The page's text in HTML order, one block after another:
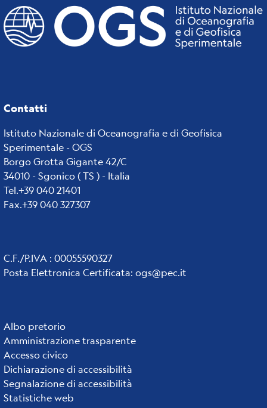
Contatti
Istituto Nazionale di Oceanografia e di Geofisica
Sperimentale - OGS
Borgo Grotta Gigante 42/C
34010 - Sgonico ( TS ) - Italia
Tel.+39 040 21401
Fax.+39 040 327307
C.F./P.IVA : 00055590327
Posta Elettronica Certificata: ogs@pec.it
Institute
links
Albo pretorio
Amministrazione trasparente
Accesso civico
Dichiarazione di accessibilità
Segnalazione di accessibilità
Statistiche web